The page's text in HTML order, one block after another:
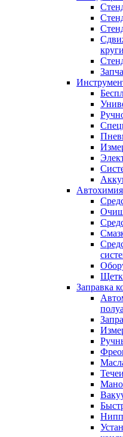
круги
Заправка